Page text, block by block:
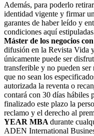
Además, para poderlo
identidad vigente y firmar
garantes de haber leído y
condiciones aquí
Máster de los negocios
difusión en la Revista Vida
únicamente puede ser
transferible y no pueden
que no sean los
autorizada la reventa o
contará con 30 días hábiles
finalizado este plazo la
reclamo y el derecho al
YEAR MBA durante
ADEN International